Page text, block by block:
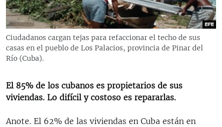
RADIO MARTÍ
ESPECIALES
ESPECIALES
LA REALIDAD DE LA VIVIENDA EN CUBA
KENTU-CUBANO
MULTIMEDIA
EDITORIALES
SÍGUENOS
Ciudadanos cargan tejas para refaccionar el techo de sus
casas en el pueblo de Los Palacios, provincia de Pinar del
Río (Cuba).
El 85% de los cubanos es propietarios de sus
viviendas. Lo difícil y costoso es repararlas.
Anote. El 62% de las viviendas en Cuba están en